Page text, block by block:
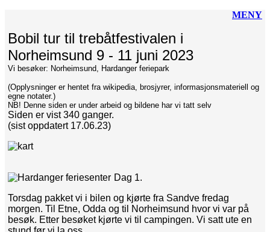
MENY
Bobil tur til trebåtfestivalen i
Norheimsund 9 - 11 juni 2023
Vi besøker: Norheimsund, Hardanger feriepark
(Opplysninger er hentet fra wikipedia, brosjyrer, informasjonsmateriell og
egne notater.)
NB! Denne siden er under arbeid og bildene har vi tatt selv
Siden er vist340 ganger.
(sist oppdatert 17.06.23)
Dag 1.
Torsdag pakket vi i bilen og kjørte fra Sandve fredag
morgen. Til Etne, Odda og til Norheimsund hvor vi var på
besøk. Etter besøket kjørte vi til campingen. Vi satt ute en